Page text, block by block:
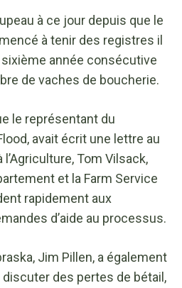
à ce jour depuis que le
à tenir des registres il
sixième année consécutive
de vaches de boucherie.
le représentant du
avait écrit une lettre au
Tom Vilsack,
et la Farm Service
rapidement aux
d’aide au processus.
Jim Pillen, a également
des pertes de bétail,